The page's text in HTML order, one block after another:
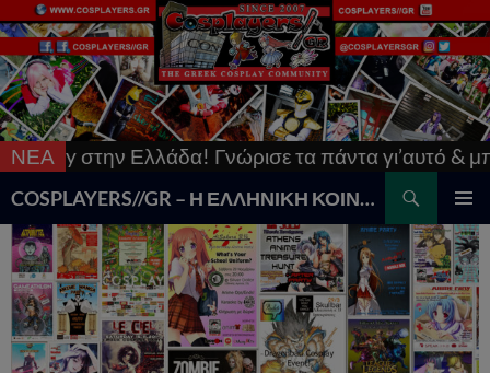
ΝΕΑ
στην Ελλάδα! Γνώρισε τα πάντα γι’αυτό & μπες στο
COSPLAYERS//GR – Η ΕΛΛΗΝΙΚΗ ΚΟΙΝΟΤΗΤΑ COSPLAY
MENU
TO
CONTENT